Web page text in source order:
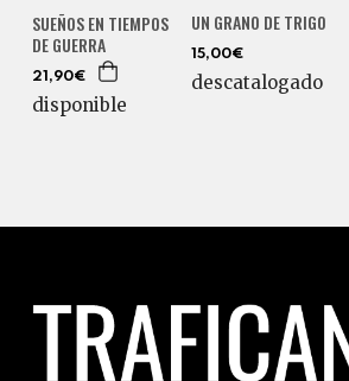
SUEÑOS EN TIEMPOS
DE GUERRA
21,90€
disponible
UN GRANO DE TRIGO
15,00€
descatalogado